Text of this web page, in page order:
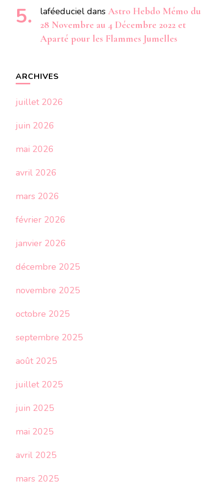
laféeduciel dans Astro Hebdo Mémo du
28 Novembre au 4 Décembre 2022 et
Aparté pour les Flammes Jumelles
ARCHIVES
juillet 2026
juin 2026
mai 2026
avril 2026
mars 2026
février 2026
janvier 2026
décembre 2025
novembre 2025
octobre 2025
septembre 2025
août 2025
juillet 2025
juin 2025
mai 2025
avril 2025
mars 2025